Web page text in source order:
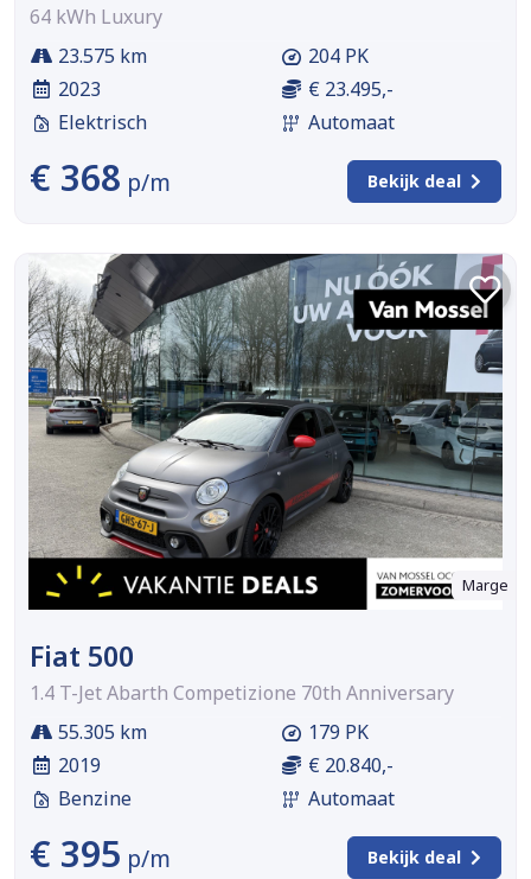
64 kWh Luxury
23.575 km
2023
Elektrisch
204 PK
€ 23.495,-
Automaat
€ 368 p/m Bekijk deal
Marge
Fiat 500
1.4 T-Jet Abarth Competizione 70th Anniversary
55.305 km
2019
Benzine
179 PK
€ 20.840,-
Automaat
€ 395 p/m Bekijk deal